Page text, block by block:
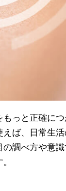
もっと正確に
ば、日常生
調べ方や意